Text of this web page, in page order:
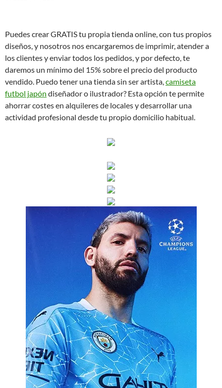
Puedes crear GRATIS tu propia tienda online, con tus propios
diseños, y nosotros nos encargaremos de imprimir, atender a
los clientes y enviar todos los pedidos, y por defecto, te
daremos un mínimo del 15% sobre el precio del producto
vendido. Puedo tener una tienda sin ser artista,camiseta
futbol japón diseñador o ilustrador? Esta opción te permite
ahorrar costes en alquileres de locales y desarrollar una
actividad profesional desde tu propio domicilio habitual.